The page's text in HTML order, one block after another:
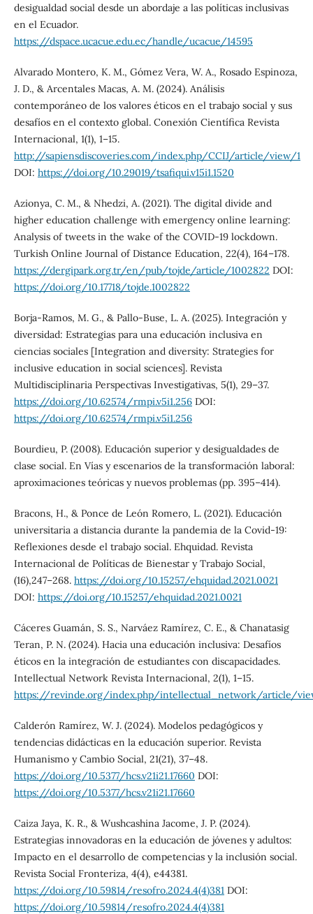
desigualdad social desde un abordaje a las políticas inclusivas
en el Ecuador.
https://dspace.ucacue.edu.ec/handle/ucacue/14595
Alvarado Montero, K. M., Gómez Vera, W. A., Rosado Espinoza,
J. D., & Arcentales Macas, A. M. (2024). Análisis
contemporáneo de los valores éticos en el trabajo social y sus
desafíos en el contexto global. Conexión Científica Revista
Internacional, 1(1), 1–15.
http://sapiensdiscoveries.com/index.php/CCIJ/article/view/1
DOI: https://doi.org/10.29019/tsafiqui.v15i1.1520
Azionya, C. M., & Nhedzi, A. (2021). The digital divide and
higher education challenge with emergency online learning:
Analysis of tweets in the wake of the COVID-19 lockdown.
Turkish Online Journal of Distance Education, 22(4), 164–178.
https://dergipark.org.tr/en/pub/tojde/article/1002822 DOI:
https://doi.org/10.17718/tojde.1002822
Borja-Ramos, M. G., & Pallo-Buse, L. A. (2025). Integración y
diversidad: Estrategias para una educación inclusiva en
ciencias sociales [Integration and diversity: Strategies for
inclusive education in social sciences]. Revista
Multidisciplinaria Perspectivas Investigativas, 5(1), 29–37.
https://doi.org/10.62574/rmpi.v5i1.256DOI:
https://doi.org/10.62574/rmpi.v5i1.256
Bourdieu, P. (2008). Educación superior y desigualdades de
clase social. En Vías y escenarios de la transformación laboral:
aproximaciones teóricas y nuevos problemas (pp. 395–414).
Bracons, H., & Ponce de León Romero, L. (2021). Educación
universitaria a distancia durante la pandemia de la Covid-19:
Reflexiones desde el trabajo social. Ehquidad. Revista
Internacional de Políticas de Bienestar y Trabajo Social,
(16),247–268. https://doi.org/10.15257/ehquidad.2021.0021
DOI: https://doi.org/10.15257/ehquidad.2021.0021
Cáceres Guamán, S. S., Narváez Ramírez, C. E., & Chanatasig
Teran, P. N. (2024). Hacia una educación inclusiva: Desafíos
éticos en la integración de estudiantes con discapacidades.
Intellectual Network Revista Internacional, 2(1), 1–15.
https://revinde.org/index.php/intellectual_network/article/
Calderón Ramírez, W. J. (2024). Modelos pedagógicos y
tendencias didácticas en la educación superior. Revista
Humanismo y Cambio Social, 21(21), 37–48.
https://doi.org/10.5377/hcs.v21i21.17660 DOI:
https://doi.org/10.5377/hcs.v21i21.17660
Caiza Jaya, K. R., & Wushcashina Jacome, J. P. (2024).
Estrategias innovadoras en la educación de jóvenes y adultos:
Impacto en el desarrollo de competencias y la inclusión social.
Revista Social Fronteriza, 4(4), e44381.
https://doi.org/10.59814/resofro.2024.4(4)381DOI:
https://doi.org/10.59814/resofro.2024.4(4)381